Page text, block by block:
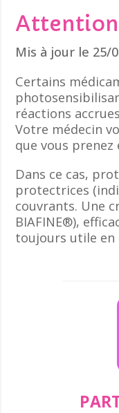
Mis à jour le 25/
Certains
réactions
Votre médecin
que vous
Dans ce cas,
protectrices
couvrants. Une
BIAFINE®),
toujours utile en